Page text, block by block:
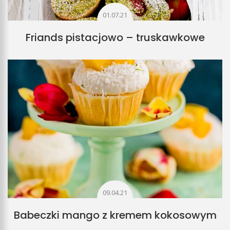
01.07.21
Friands pistacjowo – truskawkowe
09.04.21
Babeczki mango z kremem kokosowym